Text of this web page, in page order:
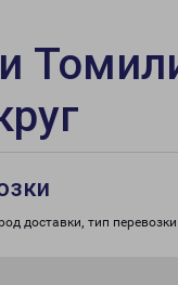
доставки, тип перевозки